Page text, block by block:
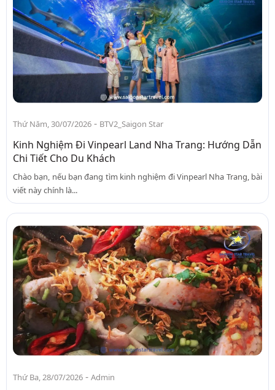
Thứ Năm, 30/07/2026 - BTV2_Saigon Star
Kinh Nghiệm Đi Vinpearl Land Nha Trang: Hướng Dẫn
Chi Tiết Cho Du Khách
Chào bạn, nếu bạn đang tìm kinh nghiệm đi Vinpearl Nha Trang, bài
viết này chính là...
Thứ Ba, 28/07/2026 - Admin